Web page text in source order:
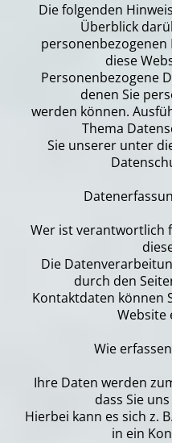
Die folgenden
Überblick
personenbezogenen
diese
Personenbezogene
denen Sie
werden können.
Thema
Sie unserer unter
Wer ist verantwortlich
Die
durch den
Kontaktdaten können
Website
Wie
Ihre Daten werden
dass Sie
Hierbei kann es sich z.
in ein